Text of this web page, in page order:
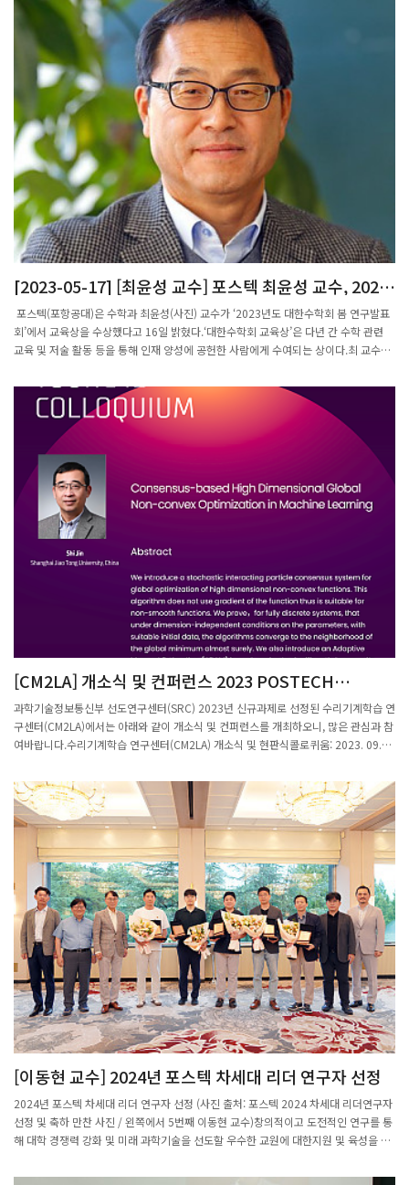
[2023-05-17] [최윤성 교수] 포스텍 최윤성 교수, 2023
대한수학회 교육상 수상
포스텍(포항공대)은 수학과 최윤성(사진) 교수가 ‘2023년도 대한수학회 봄 연구발표
회’에서 교육상을 수상했다고 16일 밝혔다.‘대한수학회 교육상’은 다년 간 수학 관련
교육 및 저술 활동 등을 통해 인재 양성에 공헌한 사람에게 수여되는 상이다.최 교수는
사와 박사 학위를 취득하고, 1988년부터 35년 간 포스텍에서 학생들을 지도하고 있
다.함수해석학 분야의 무한차원 함수이론에서 새로운 연구 분야를 개척해 세계적인 수
준의 연구성과를 달성했다는 평가를 받는다.최 교수는 2009년부터 태광그룹 일주학술
문화재단의 후원으로 매년 일주수학학교도 개최하고 있다. 일주수학학교는 대학원생
을 포함해 국내외 연구원과 교수들이 격의 없이 토론할 수 있는 개방학교다.출처: 포스
텍 최윤성 교수, 2023 대한수학회 교육상 수상 | 세계일보 (segye.com)
[CM2LA] 개소식 및 컨퍼런스 2023 POSTECH
INTERNATIONAL CONFERENCE ON
MATHEMATICAL MACHINE LEARNING AND AI
과학기술정보통신부 선도연구센터(SRC) 2023년 신규과제로 선정된 수리기계학습 연
구센터(CM2LA)에서는 아래와 같이 개소식 및 컨퍼런스를 개최하오니, 많은 관심과 참
여바랍니다.수리기계학습 연구센터(CM2LA) 개소식 및 현판식콜로퀴움: 2023. 09.
LG 연구동 101호현판식 : 2023. 09. 21(목) 16:30 ~17:30 수리과학관 정문 (*현판
식이후 LG연구동 1층 리셉션 예정) 수리 기계학습 및 인공지능 국제학술대회 2023
POSTECH International Conference on Mathematical Machinge Learning and
AI일시: 2023. 09. 22(금) 10:00 ~18:10장소: 포스코 국제관 대회의실 106호참가 신
청 : 포스터 QR코드(구글 Form -> SRC 컨퍼런스 참여 설문지 - Google Forms )을
통한 참석여부 사전 제출문의 : POSTECH 수리기계학습 연구센터(054-279-8034,
youme@potech.ac.kr)
[이동현 교수] 2024년 포스텍 차세대 리더 연구자 선정
2024년 포스텍 차세대 리더 연구자 선정 (사진 출처: 포스텍 2024 차세대 리더연구자
선정 및 축하 만찬 사진 / 왼쪽에서 5번째 이동현 교수)창의적이고 도전적인 연구를 통
해 대학 경쟁력 강화 및 미래 과학기술을 선도할 우수한 교원에 대한지원 및 육성을 위
년내 부교수 및 교수 승진 자 중, 추천 대상자의 연구성과의 탁월성, 차세대 리더로의